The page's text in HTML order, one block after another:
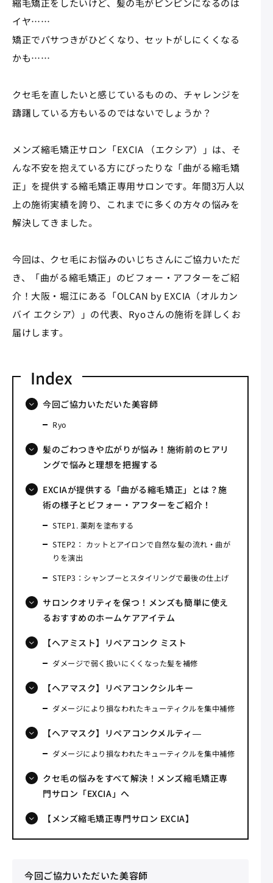
イヤ……
矯正でパサつきがひどくなり、セットがしにくくなる
かも……
クセ毛を直したいと感じているものの、チャレンジを
躊躇している方もいるのではないでしょうか？
メンズ縮毛矯正サロン「EXCIA （エクシア）」は、そ
んな不安を抱えている方にぴったりな「曲がる縮毛矯
正」を提供する縮毛矯正専用サロンです。年間3万人以
上の施術実績を誇り、これまでに多くの方々の悩みを
解決してきました。
今回は、クセ毛にお悩みのいじちさんにご協力いただ
き、「曲がる縮毛矯正」のビフォー・アフターをご紹
介！大阪・堀江にある「OLCAN by EXCIA（オルカン
バイ エクシア）」の代表、Ryoさんの施術を詳しくお
届けします。
今回ご協力いただいた美容師
Ryo
髪のごわつきや広がりが悩み！施術前のヒアリ
ングで悩みと理想を把握する
EXCIAが提供する「曲がる縮毛矯正」とは？施
術の様子とビフォー・アフターをご紹介！
STEP1. 薬剤を塗布する
STEP2： カットとアイロンで自然な髪の流れ・曲が
りを演出
STEP3：シャンプーとスタイリングで最後の仕上げ
サロンクオリティを保つ！メンズも簡単に使え
るおすすめのホームケアアイテム
【ヘアミスト】リペアコンク ミスト
ダメージで弱く扱いにくくなった髪を補修
【ヘアマスク】リペアコンクシルキー
ダメージにより損なわれたキューティクルを集中補修
【ヘアマスク】リペアコンクメルティ―
ダメージにより損なわれたキューティクルを集中補修
クセ毛の悩みをすべて解決！メンズ縮毛矯正専
門サロン「EXCIA」へ
【メンズ縮毛矯正専門サロン EXCIA】
今回ご協力いただいた美容師